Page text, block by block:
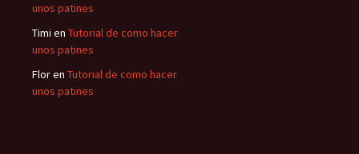
unos patines
Timi en Tutorial de como hacer
unos patines
Floren Tutorial de como hacer
unos patines